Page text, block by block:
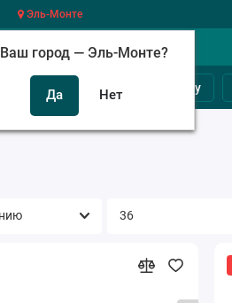
Эль-Монте
Ваш город — Эль-Монте?
Обувь на полную ногу